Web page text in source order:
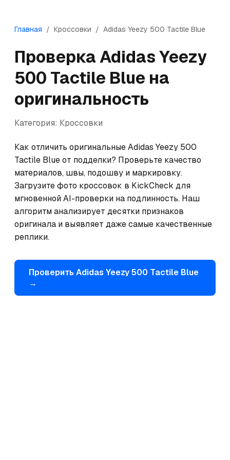
Главная / Кроссовки / Adidas Yeezy 500 Tactile Blue
ПроверкаAdidasYeezy
500 Tactile Blue на
оригинальность
Категория: Кроссовки
Как отличить оригинальные Adidas Yeezy 500
Tactile Blue от подделки? Проверьте качество
материалов, швы, подошву и маркировку.
Загрузите фото кроссовок в KickCheck для
мгновенной AI-проверки на подлинность. Наш
алгоритм анализирует десятки признаков
оригинала и выявляет даже самые качественные
реплики.
Проверить Adidas Yeezy 500 Tactile Blue
→